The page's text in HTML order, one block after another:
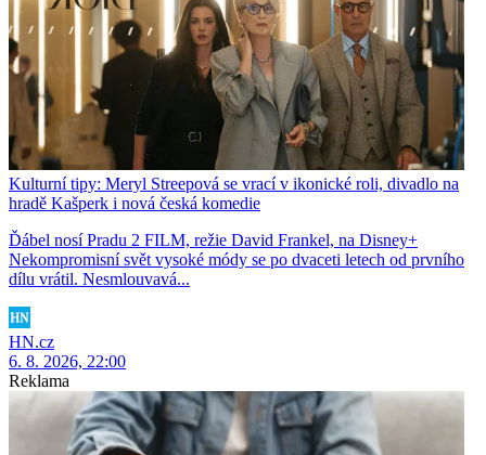
Kulturní tipy: Meryl Streepová se vrací v ikonické roli, divadlo na
hradě Kašperk i nová česká komedie
Ďábel nosí Pradu 2 FILM, režie David Frankel, na Disney+
Nekompromisní svět vysoké módy se po dvaceti letech od prvního
dílu vrátil. Nesmlouvavá...
HN.cz
6. 8. 2026, 22:00
Reklama